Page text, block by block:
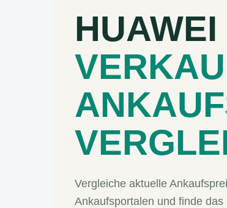
Vergleiche aktuelle
Ankaufsportalen und finde das